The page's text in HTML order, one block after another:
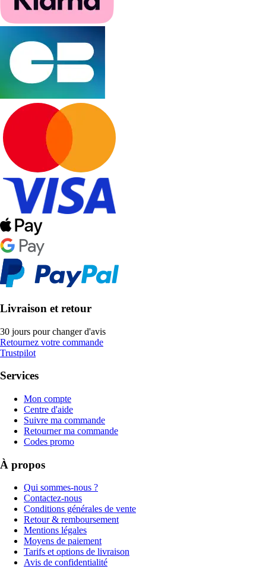
Livraison et retour
30 jours pour changer d'avis
Retournez votre commande
Trustpilot
Services
Mon compte
Centre d'aide
Suivre ma commande
Retourner ma commande
Codes promo
À propos
Qui sommes-nous ?
Contactez-nous
Conditions générales de vente
Retour & remboursement
Mentions légales
Moyens de paiement
Tarifs et options de livraison
Avis de confidentialité